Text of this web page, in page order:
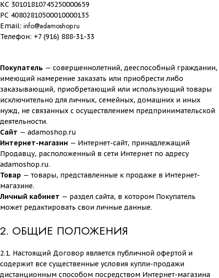
КС 30101810745250000659
РС 40802810500010000135
Email: info@adamoshop.ru
Телефон: +7 (916) 888-31-33
Покупатель — совершеннолетний, дееспособный гражданин,
имеющий намерение заказать или приобрести либо
заказывающий, приобретающий или использующий товары
исключительно для личных, семейных, домашних и иных
нужд, не связанных с осуществлением предпринимательской
деятельности.
Сайт — adamoshop.ru
Интернет-магазин — Интернет-сайт, принадлежащий
Продавцу, расположенный в сети Интернет по адресу
adamoshop.ru.
Товар — товары, представленные к продаже в Интернет-
магазине.
Личный кабинет — раздел сайта, в котором Покупатель
может редактировать свои личные данные.
2. ОБЩИЕ ПОЛОЖЕНИЯ
2.1. Настоящий Договор является публичной офертой и
содержит все существенные условия купли-продажи
дистанционным способом посредством Интернет-магазина